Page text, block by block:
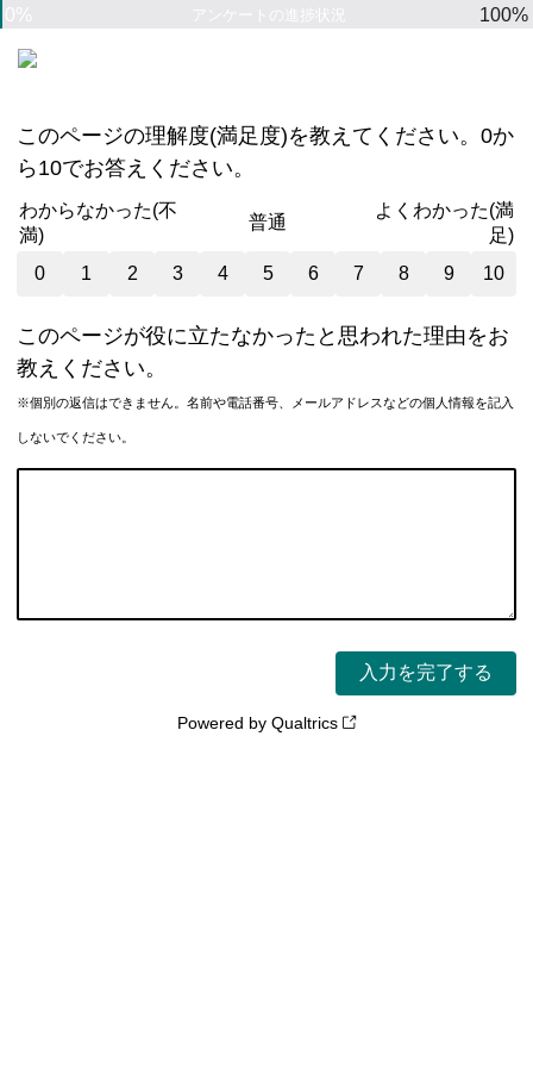
100%
このページの理解度(満足度)を教えてください。0か
ら10でお答えください。
わからなかった(不
満)
普通
よくわかった(満
足)
0
1 2 3 4 5 6 7 8 9 10
このページが役に立たなかったと思われた理由をお
教えください。
※個別の返信はできません。名前や電話番号、メールアドレスなどの個人情報を記入
しないでください。
Powered by Qualtrics